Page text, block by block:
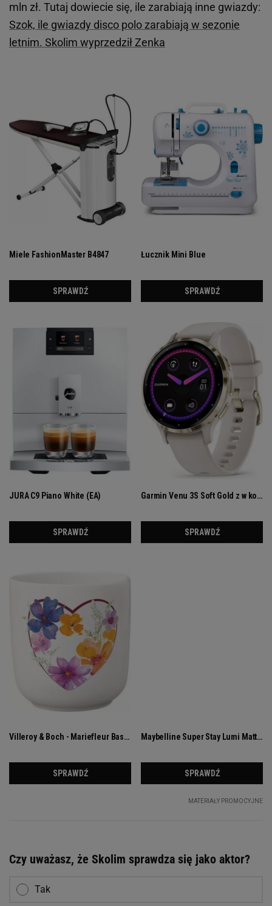
mln zł. Tutaj dowiecie się, ile zarabiają inne gwiazdy:
Szok, ile gwiazdy disco polo zarabiają w sezonie
letnim. Skolim wyprzedził Zenka
Czy uważasz, że Skolim sprawdza się jako aktor?
Tak